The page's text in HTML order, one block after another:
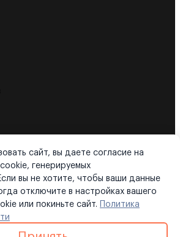
| Карта сайта
сайт, вы даете согласие на
генерируемых
вы не хотите, чтобы ваши данные
отключите в настройках вашего
или покиньте сайт.
Политика